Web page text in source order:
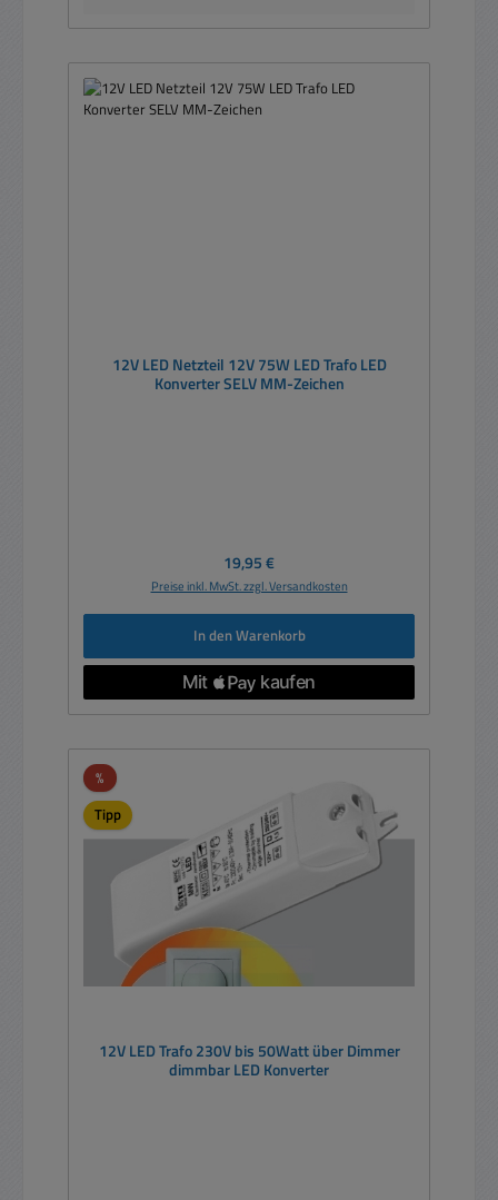
12V LED Netzteil 12V 75W LED Trafo LED
Konverter SELV MM-Zeichen
Regulärer Preis:
19,95 €
Preise inkl. MwSt. zzgl. Versandkosten
In den Warenkorb
%Rabatt
Tipp
12V LED Trafo 230V bis 50Watt über Dimmer
dimmbar LED Konverter